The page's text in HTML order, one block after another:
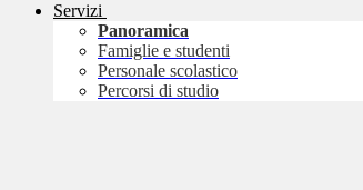
Servizi
Panoramica
Famiglie e studenti
Personale scolastico
Percorsi di studio